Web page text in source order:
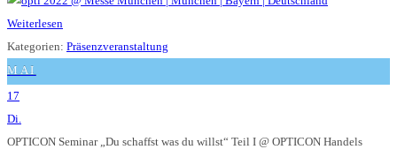
Weiterlesen
Kategorien: Präsenzveranstaltung
MAI
17
Di.
OPTICON Seminar „Du schaffst was du willst“ Teil I @ OPTICON Handels